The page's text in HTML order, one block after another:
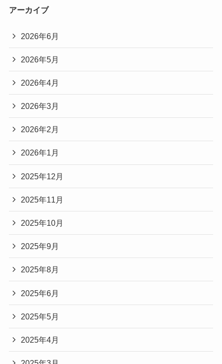
アーカイブ
2026年6月
2026年5月
2026年4月
2026年3月
2026年2月
2026年1月
2025年12月
2025年11月
2025年10月
2025年9月
2025年8月
2025年6月
2025年5月
2025年4月